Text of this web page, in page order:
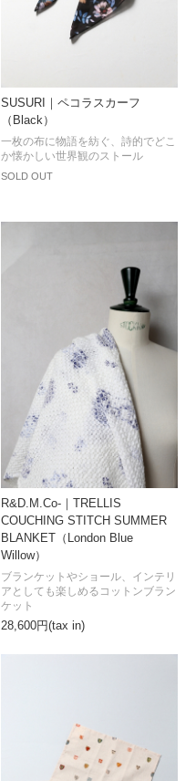
SUSURI｜ペコラスカーフ
（Black）
SOLD OUT
一枚の布に物語を紡ぐ、詩的でどこ
か懐かしい世界観のストール
R&D.M.Co-｜TRELLIS
COUCHING STITCH SUMMER
BLANKET（London Blue
Willow）
28,600円(tax in)
ブランケットやショール、インテリ
アとしても楽しめるコットンブラン
ケット